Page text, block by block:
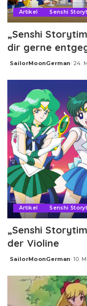
Artikel Senshi
„Senshi
dir gerne
Posted
SailorMoonGerman 24.
Artikel Senshi
„Senshi
der Violine
Posted
SailorMoonGerman 10.